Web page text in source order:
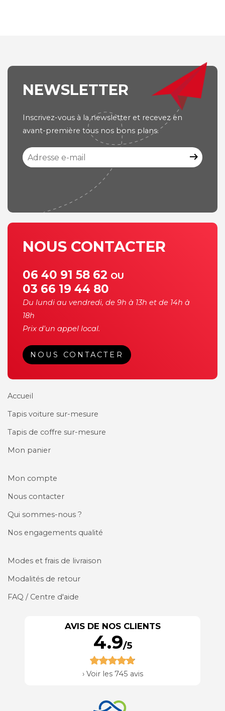
NEWSLETTER
Inscrivez-vous à la newsletter et recevez en
avant-première tous nos bons plans.
arrow_right_alt
NOUS CONTACTER
06 40 91 58 62 OU
03 66 19 44 80
Du lundi au vendredi, de 9h à 13h et de 14h à
18h
Prix d'un appel local.
NOUS CONTACTER
Accueil
Tapis voiture sur-mesure
Tapis de coffre sur-mesure
Mon panier
Mon compte
Nous contacter
Qui sommes-nous ?
Nos engagements qualité
Modes et frais de livraison
Modalités de retour
FAQ / Centre d'aide
AVIS DE NOS CLIENTS
4.9/5
› Voir les 745 avis